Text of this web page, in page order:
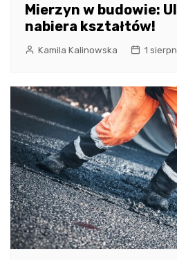
Mierzyn w budowie:
nabiera kształtów!
Kamila Kalinowska 1